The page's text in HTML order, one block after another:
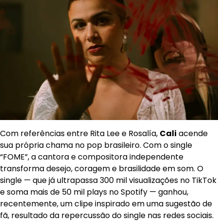
Com referências entre Rita Lee e Rosalía, Cali acende
sua própria chama no pop brasileiro. Com o single
“FOME”, a cantora e compositora independente
transforma desejo, coragem e brasilidade em som. O
single — que já ultrapassa 300 mil visualizações no TikTok
e soma mais de 50 mil plays no Spotify — ganhou,
recentemente, um clipe inspirado em uma sugestão de
fã, resultado da repercussão do single nas redes sociais.